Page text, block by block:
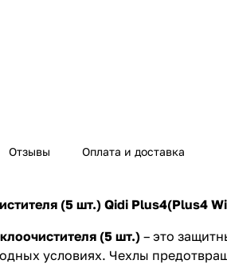
Отзывы Оплата и доставка
(5 шт.) Qidi Plus4(Plus4
(5 шт.)– это
условиях. Чехлы